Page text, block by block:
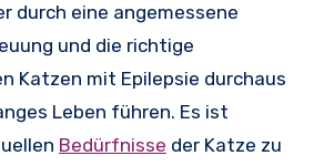
durch eine angemessene
und die richtige
Katzen mit Epilepsie durchaus
Leben führen. Es ist
Bedürfnisse der Katze zu